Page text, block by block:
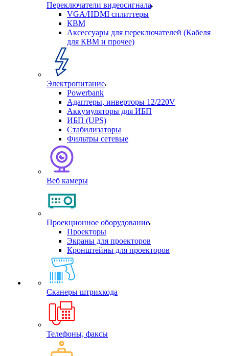
Переключатели видеосигнала
VGA/HDMI сплиттеры
КВМ
Аксессуары для переключателей (Кабеля
для КВМ и прочее)
Электропитание
Powerbank
Адаптеры, инверторы 12/220V
Аккумуляторы для ИБП
ИБП (UPS)
Стабилизаторы
Фильтры сетевые
Веб камеры
Проекционное оборудование
Проекторы
Экраны для проекторов
Кронштейны для проекторов
Сканеры штрихкода
Телефоны, факсы